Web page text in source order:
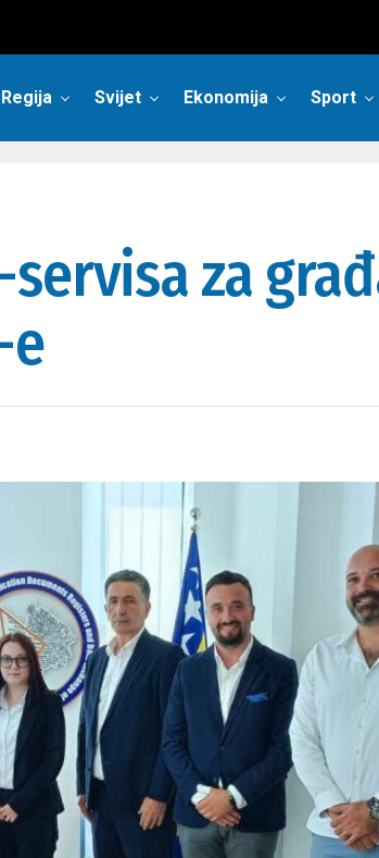
Regija Svijet Ekonomija Sport
za
e